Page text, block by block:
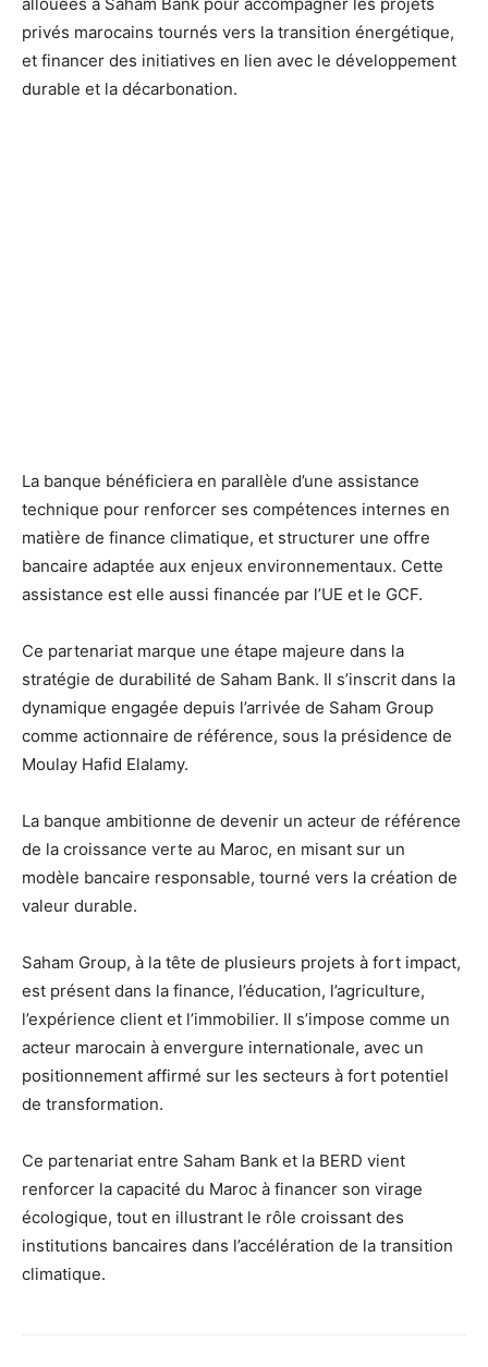
allouées à Saham Bank pour accompagner les projets
privés marocains tournés vers la transition énergétique,
et financer des initiatives en lien avec le développement
durable et la décarbonation.
La banque bénéficiera en parallèle d’une assistance
technique pour renforcer ses compétences internes en
matière de finance climatique, et structurer une offre
bancaire adaptée aux enjeux environnementaux. Cette
assistance est elle aussi financée par l’UE et le GCF.
Ce partenariat marque une étape majeure dans la
stratégie de durabilité de Saham Bank. Il s’inscrit dans la
dynamique engagée depuis l’arrivée de Saham Group
comme actionnaire de référence, sous la présidence de
Moulay Hafid Elalamy.
La banque ambitionne de devenir un acteur de référence
de la croissance verte au Maroc, en misant sur un
modèle bancaire responsable, tourné vers la création de
valeur durable.
Saham Group, à la tête de plusieurs projets à fort impact,
est présent dans la finance, l’éducation, l’agriculture,
l’expérience client et l’immobilier. Il s’impose comme un
acteur marocain à envergure internationale, avec un
positionnement affirmé sur les secteurs à fort potentiel
de transformation.
Ce partenariat entre Saham Bank et la BERD vient
renforcer la capacité du Maroc à financer son virage
écologique, tout en illustrant le rôle croissant des
institutions bancaires dans l’accélération de la transition
climatique.